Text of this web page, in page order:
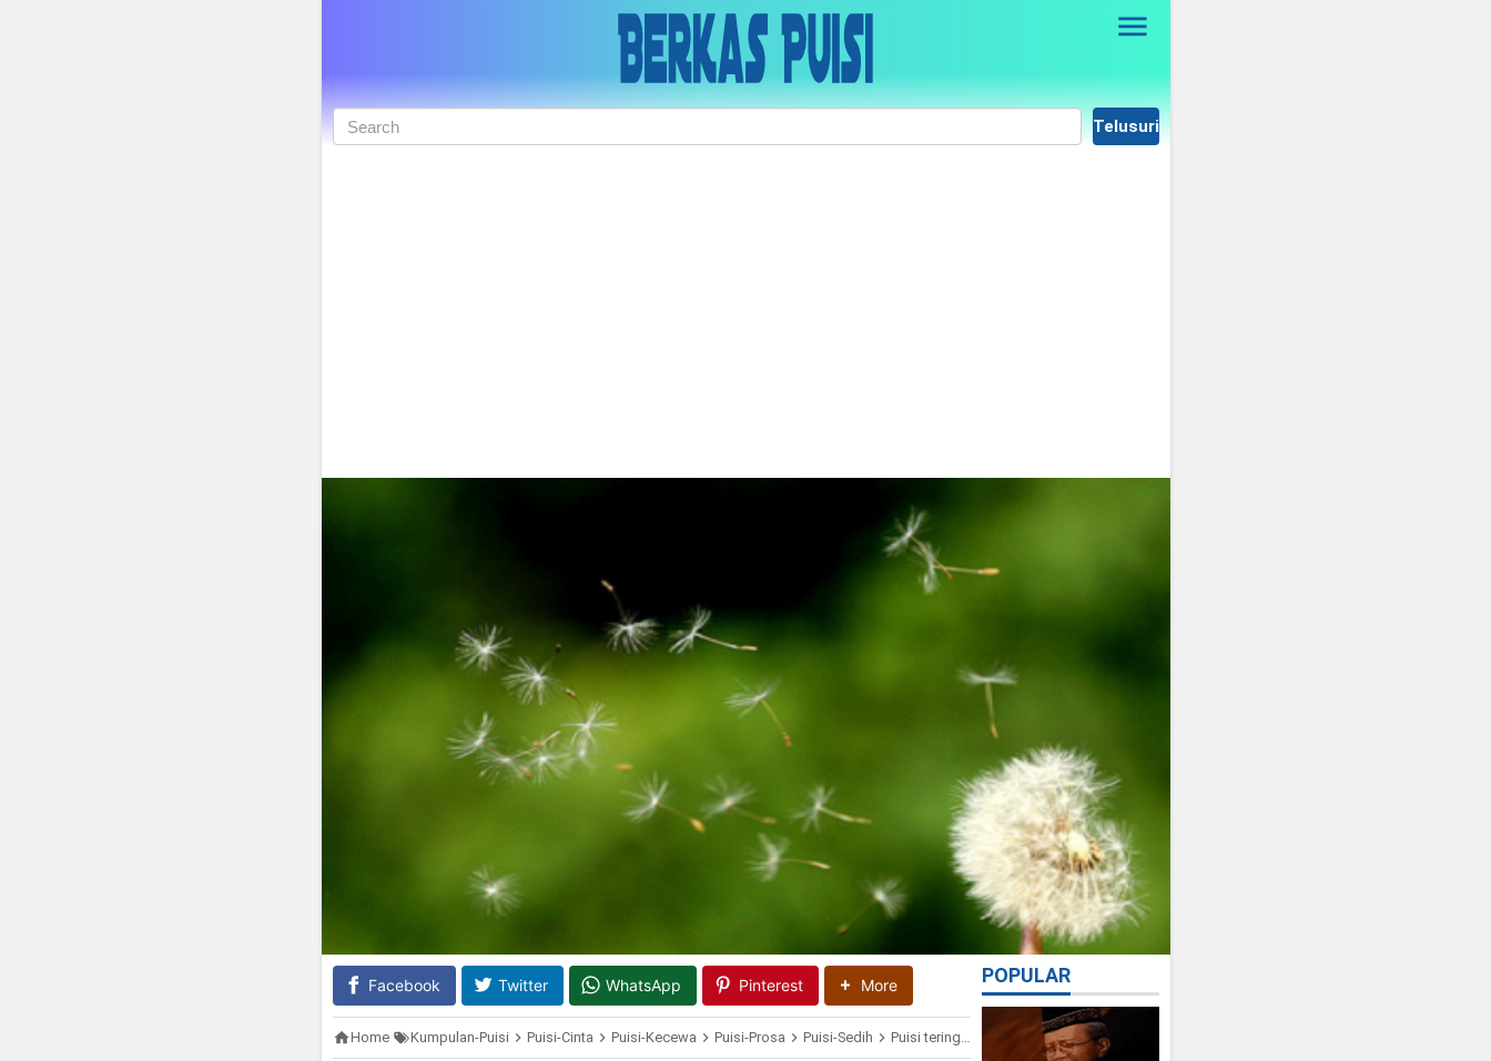
Skip to main content
Facebook Twitter WhatsApp Pinterest More
Home Kumpulan-Puisi Puisi-Cinta Puisi-Kecewa Puisi-Prosa Puisi-Sedih Puisi teringat masa yang lalu
POPULAR